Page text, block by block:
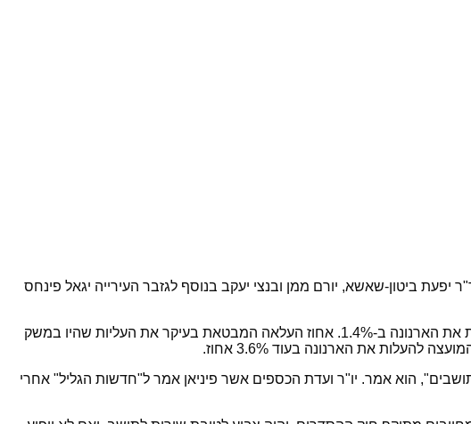
היו"ר אשר פיניאן, ד"ר יפעת ביטון-שאשא, יורם ממן ובנצי יעקב בנוסף לגזבר העירייה יגאל פינחס
בדיון בנושא צו הארנונה שחייב להגיע להצבעה עד סוף החודש (נובמבר), תובע משרד הפנים באמצעות חוק ההסדרים להעלות את הארנונה ב-1.4%. אחוז העלאה המבטאת בעיקר את העליות שהיו במשק
את הארנונה בעוד 3.6% אחוז.
הוא אמר. יו"ר ועדת הכספים אשר פיניאן אמר ל"חדשות הגליל" אחרי